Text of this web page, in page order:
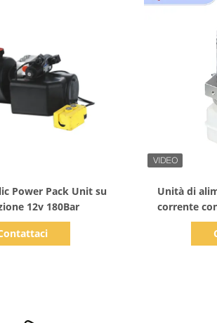
Power Pack Unit su
12v 180Bar
Unità di
corrente